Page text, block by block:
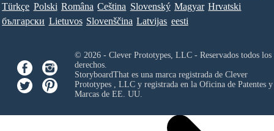
Türkçe Polski Româna Ceština Slovenský Magyar Hrvatski
български Lietuvos Slovenščina Latvijas eesti
© 2026 - Clever Prototypes, LLC - Reservados todos los
derechos.
StoryboardThat es una marca registrada de Clever
Prototypes , LLCy registrada en la Oficina de Patentes y
Marcas de EE. UU.